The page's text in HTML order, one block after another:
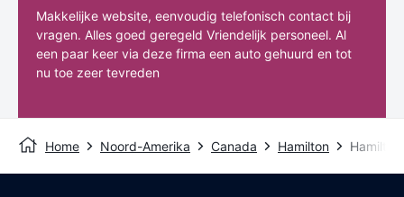
Makkelijke website, eenvoudig telefonisch contact bij
vragen. Alles goed geregeld Vriendelijk personeel. Al
een paar keer via deze firma een auto gehuurd en tot
nu toe zeer tevreden
Home Noord-Amerika Canada Hamilton Hamilton